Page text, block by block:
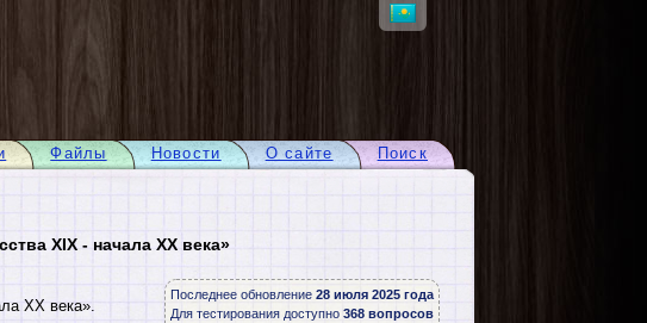
Поиск
О сайте
Новости
Файлы
XIX - начала XX века»
Последнее обновление 28 июля 2025 года
Для тестирования доступно 368 вопросов
XX века».